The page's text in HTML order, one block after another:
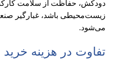
دودکش، حفاظت از سلامت
زیست‌محیطی باشد، غبارگیر
می‌شود.
تفاوت در هزینه